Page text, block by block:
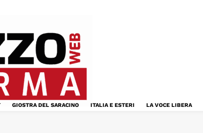
GIOSTRA DEL SARACINO ITALIA E ESTERI LA VOCE LIBERA